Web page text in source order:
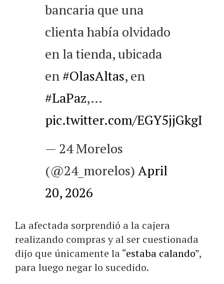
bancaria que una
clienta había olvidado
en la tienda, ubicada
en #OlasAltas, en
#LaPaz,…
pic.twitter.com/EGY5jjGkgI
— 24 Morelos
(@24_morelos) April
20, 2026
La afectada sorprendió a la cajera
realizando compras y al ser cuestionada
dijo que únicamente la “estaba calando”,
para luego negar lo sucedido.